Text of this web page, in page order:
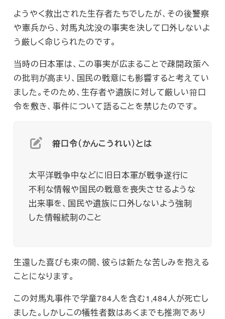
ようやく救出された生存者たちでしたが、その後警察
や憲兵から、対馬丸沈没の事実を決して口外しないよ
う厳しく命じられたのです。
当時の日本軍は、この事実が広まることで疎開政策へ
の批判が高まり、国民の戦意にも影響すると考えてい
ました。そのため、生存者や遺族に対して厳しい箝口
令を敷き、事件について語ることを禁じたのです。
箝口令（かんこうれい）とは
太平洋戦争中などに旧日本軍が戦争遂行に
不利な情報や国民の戦意を喪失させるような
出来事を、国民や遺族に口外しないよう強制
した情報統制のこと
生還した喜びも束の間、彼らは新たな苦しみを抱える
ことになります。
この対馬丸事件で学童784人を含む1,484人が死亡し
ました。しかしこの犠牲者数はあくまでも推測であり